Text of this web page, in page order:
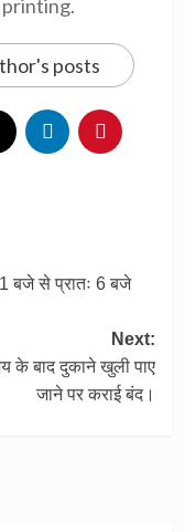
printing.
posts
बजे से प्रातः 6 बजे
Next:
के बाद दुकाने खुली पाए
जाने पर कराई बंद।